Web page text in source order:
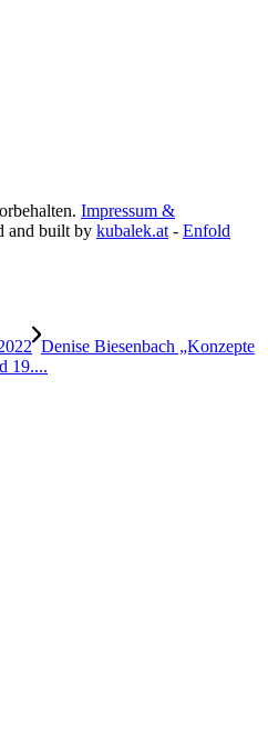
Impressum &
and built by kubalek.at - Enfold
Denise Biesenbach „Konzepte
19....